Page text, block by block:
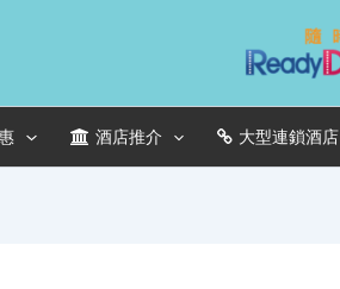
酒店推介 大型連鎖酒店